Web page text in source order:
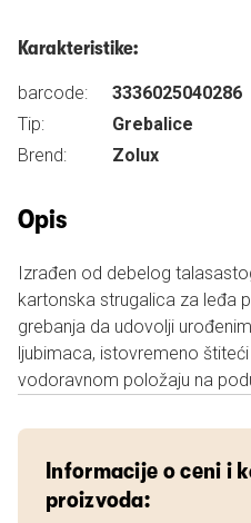
Karakteristike:
barcode:
3336025040286
Tip:
Grebalice
Brend:
Zolux
Opis
Izrađen od debelog
kartonska strugalica za leđa
grebanja da udovolji
ljubimaca, istovremeno
vodoravnom položaju na
Informacije o ceni i
proizvoda: